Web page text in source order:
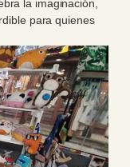
la imaginación,
para quienes